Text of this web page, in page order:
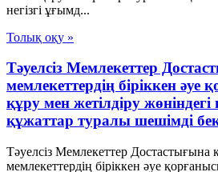
негізгі ұғымд...
Толық оқу »
Тәуелсіз Мемлекеттер
мемлекеттердің біріккен әуе
құру мен жетілдіру
құжаттар туралы шешімді
Тәуелсіз Мемлекеттер
мемлекеттердің біріккен әуе